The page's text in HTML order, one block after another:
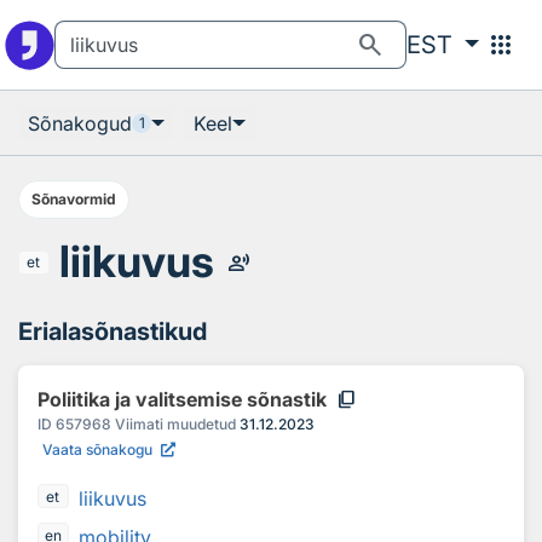
search EST apps
Sõnakogud 1 Keel
Sõnavormid
et liikuvus record_voice_over
Erialasõnastikud
Poliitika ja valitsemise sõnastik content_copy
ID 657968 Viimati muudetud 31.12.2023
Vaata sõnakogu
et liikuvus
en
mobility